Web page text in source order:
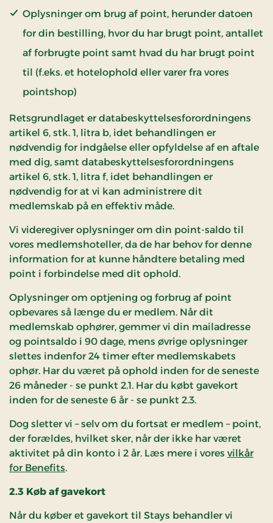
Oplysninger om brug af point, herunder datoen
for din bestilling, hvor du har brugt point, antallet
af forbrugte point samt hvad du har brugt point
til (f.eks. et hotelophold eller varer fra vores
pointshop)
Retsgrundlaget er databeskyttelsesforordningens
artikel 6, stk. 1, litra b, idet behandlingen er
nødvendig for indgåelse eller opfyldelse af en aftale
med dig, samt databeskyttelsesforordningens
artikel 6, stk. 1, litra f, idet behandlingen er
nødvendig for at vi kan administrere dit
medlemskab på en effektiv måde.
Vi videregiver oplysninger om din point-saldo til
vores medlemshoteller, da de har behov for denne
information for at kunne håndtere betaling med
point i forbindelse med dit ophold.
Oplysninger om optjening og forbrug af point
opbevares så længe du er medlem. Når dit
medlemskab ophører, gemmer vi din mailadresse
og pointsaldo i 90 dage, mens øvrige oplysninger
slettes indenfor 24 timer efter medlemskabets
ophør. Har du været på ophold inden for de seneste
26 måneder - se punkt 2.1. Har du købt gavekort
inden for de seneste 6 år - se punkt 2.3.
Dog sletter vi – selv om du fortsat er medlem – point,
der forældes, hvilket sker, når der ikke har været
aktivitet på din konto i 2 år. Læs mere i vores vilkår
for Benefits.
2.3 Køb af gavekort
Når du køber et gavekort til Stays behandler vi